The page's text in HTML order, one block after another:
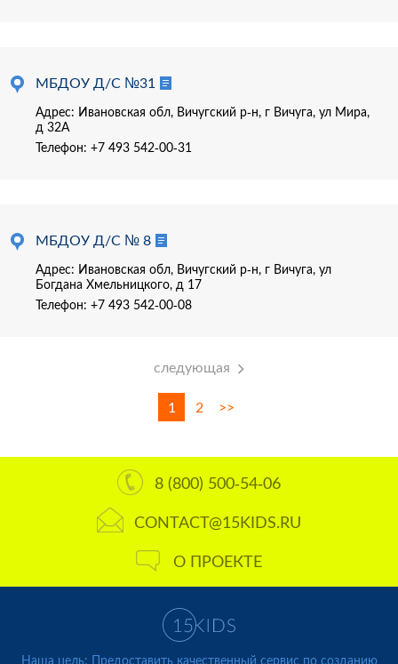
МБДОУ Д/С №31
Адрес: Ивановская обл, Вичугский р-н, г Вичуга, ул Мира,
д 32А
Телефон: +7 493 542-00-31
МБДОУ Д/С № 8
Адрес: Ивановская обл, Вичугский р-н, г Вичуга, ул
Богдана Хмельницкого, д 17
Телефон: +7 493 542-00-08
следующая
1 2 >>
8 (800) 500-54-06
CONTACT@15KIDS.RU
О ПРОЕКТЕ
Наша цель: Предоставить качественный сервис по созданию